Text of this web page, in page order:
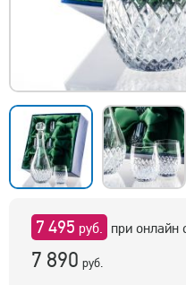
7 495 руб. при онлайн
7 890 руб.